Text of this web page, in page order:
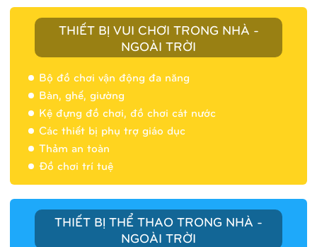
THIẾT BỊ VUI CHƠI TRONG NHÀ -
NGOÀI TRỜI
Bộ đồ chơi vận động đa năng
Bàn, ghế, giường
Kệ đựng đồ chơi, đồ chơi cát nước
Các thiết bị phụ trợ giáo dục
Thảm an toàn
Đồ chơi trí tuệ
THIẾT BỊ THỂ THAO TRONG NHÀ -
NGOÀI TRỜI
Nhà banh 9H5404